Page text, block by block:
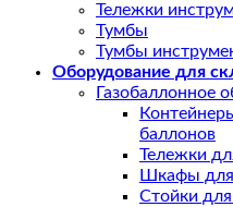
Тележки
Тумбы
Тумбы
Оборудование для
Газобаллонное
баллонов
Тележки
Шкафы для
Стойки